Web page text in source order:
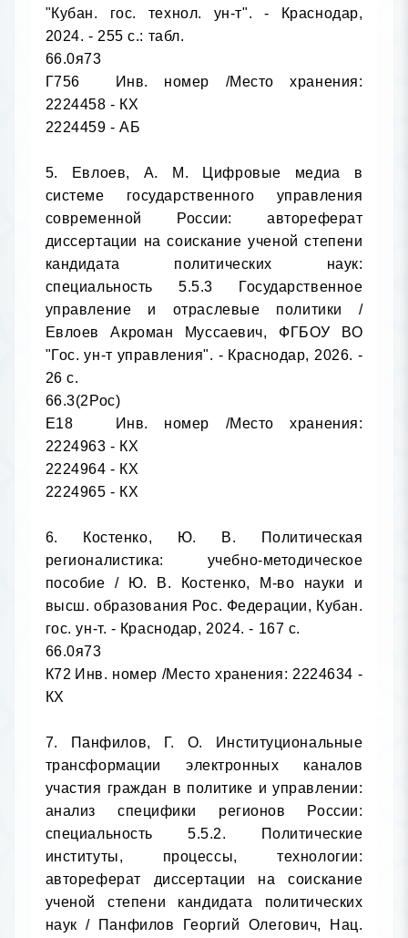
"Кубан. гос. технол. ун-т". - Краснодар,
2024. - 255 с.: табл.
66.0я73
Г756	Инв. номер /Место хранения:
2224458 - КХ
2224459 - АБ
5. Евлоев, А. М. Цифровые медиа в
системе государственного управления
современной России: автореферат
диссертации на соискание ученой степени
кандидата политических наук:
специальность 5.5.3 Государственное
управление и отраслевые политики /
Евлоев Акроман Муссаевич, ФГБОУ ВО
"Гос. ун-т управления". - Краснодар, 2026. -
26 с.
66.3(2Рос)
Е18	Инв. номер /Место хранения:
2224963 - КХ
2224964 - КХ
2224965 - КХ
6. Костенко, Ю. В. Политическая
регионалистика: учебно-методическое
пособие / Ю. В. Костенко, М-во науки и
высш. образования Рос. Федерации, Кубан.
гос. ун-т. - Краснодар, 2024. - 167 с.
66.0я73
К72	Инв. номер /Место хранения: 2224634 -
КХ
7. Панфилов, Г. О. Институциональные
трансформации электронных каналов
участия граждан в политике и управлении:
анализ специфики регионов России:
специальность 5.5.2. Политические
институты, процессы, технологии:
автореферат диссертации на соискание
ученой степени кандидата политических
наук / Панфилов Георгий Олегович, Нац.